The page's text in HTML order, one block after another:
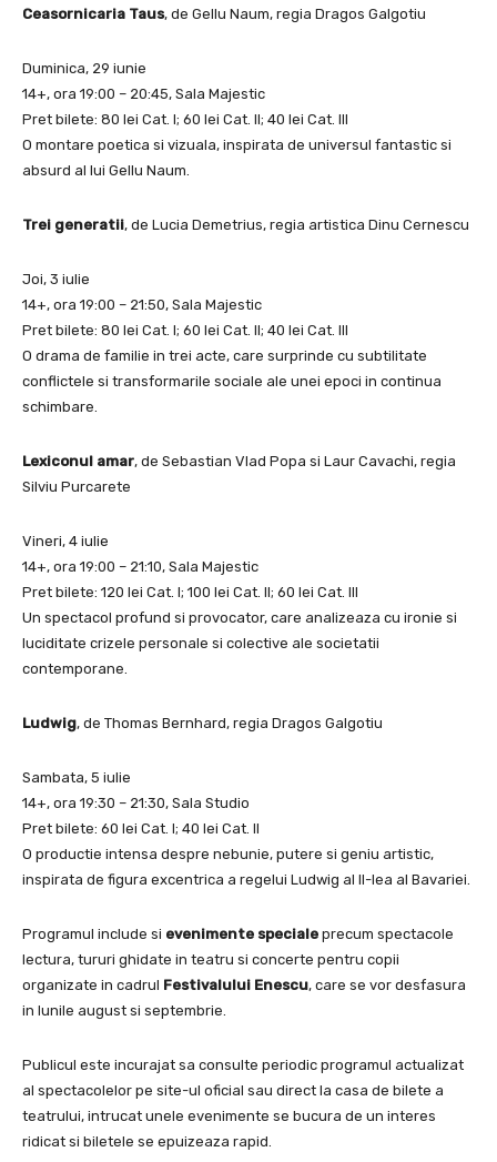
Ceasornicaria Taus, de Gellu Naum, regia Dragos Galgotiu
Duminica, 29 iunie
14+, ora 19:00 – 20:45, Sala Majestic
Pret bilete: 80 lei Cat. I; 60 lei Cat. II; 40 lei Cat. III
O montare poetica si vizuala, inspirata de universul fantastic si
absurd al lui Gellu Naum.
Trei generatii, de Lucia Demetrius, regia artistica Dinu Cernescu
Joi, 3 iulie
14+, ora 19:00 – 21:50, Sala Majestic
Pret bilete: 80 lei Cat. I; 60 lei Cat. II; 40 lei Cat. III
O drama de familie in trei acte, care surprinde cu subtilitate
conflictele si transformarile sociale ale unei epoci in continua
schimbare.
Lexiconul amar, de Sebastian Vlad Popa si Laur Cavachi, regia
Silviu Purcarete
Vineri, 4 iulie
14+, ora 19:00 – 21:10, Sala Majestic
Pret bilete: 120 lei Cat. I; 100 lei Cat. II; 60 lei Cat. III
Un spectacol profund si provocator, care analizeaza cu ironie si
luciditate crizele personale si colective ale societatii
contemporane.
Ludwig, de Thomas Bernhard, regia Dragos Galgotiu
Sambata, 5 iulie
14+, ora 19:30 – 21:30, Sala Studio
Pret bilete: 60 lei Cat. I; 40 lei Cat. II
O productie intensa despre nebunie, putere si geniu artistic,
inspirata de figura excentrica a regelui Ludwig al II-lea al Bavariei.
Programul include si evenimente speciale precum spectacole
lectura, tururi ghidate in teatru si concerte pentru copii
organizate in cadrul Festivalului Enescu, care se vor desfasura
in lunile august si septembrie.
Publicul este incurajat sa consulte periodic programul actualizat
al spectacolelor pe site-ul oficial sau direct la casa de bilete a
teatrului, intrucat unele evenimente se bucura de un interes
ridicat si biletele se epuizeaza rapid.